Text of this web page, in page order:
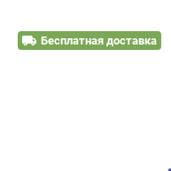
Бесплатная доставка